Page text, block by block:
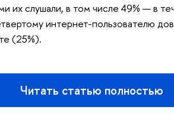
их слушали, в том числе 49% — в
интернет-пользователю
(25%).
Читать статью полностью